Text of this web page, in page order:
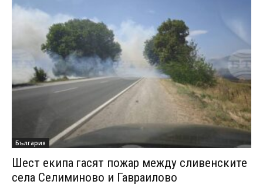
България
Шест екипа гасят пожар между сливенските
села Селиминово и Гавраилово